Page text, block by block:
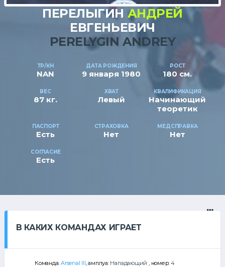
ПЕРЕЛЫГИН АНДРЕЙ
ЕВГЕНЬЕВИЧ
PERELYGIN ANDREY
ТР/КН
NAN
ДАТА РОЖДЕНИЯ
9 января 1980
РОСТ
180 см.
ВЕС
87 кг.
ХВАТ
Левый
КВАЛИФИКАЦИЯ
Начинающий
теоретик
ПАСПОРТ
Есть
СТРАХОВКА
Нет
МЕДСПРАВКА
Нет
СОГЛАСИЕ
Есть
В КАКИХ КОМАНДАХ ИГРАЕТ
Команда:Arsenal III, амплуа: Нападающий , номер:4